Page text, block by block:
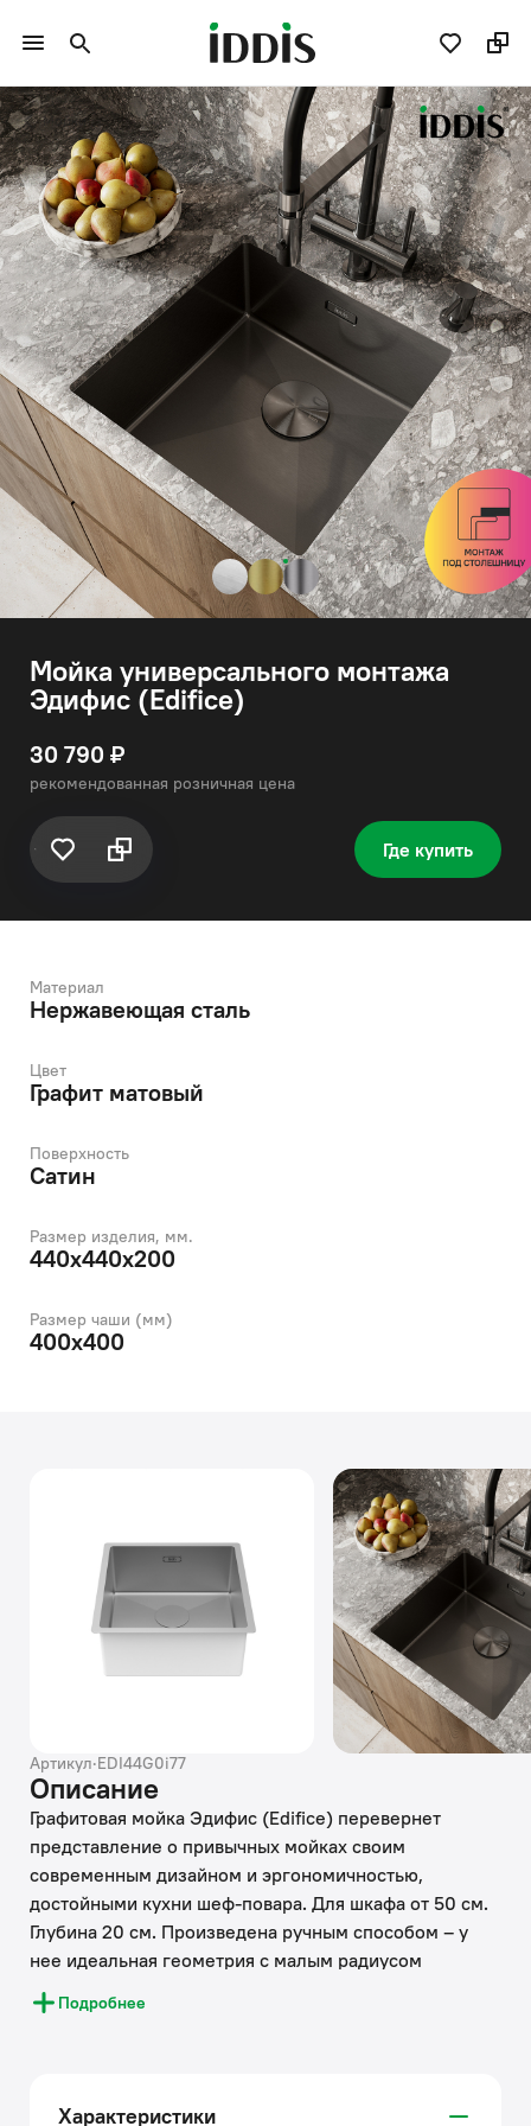
Мойки
Мойка универсального монтажа
Эдифис (Edifice)
30 790 ₽
рекомендованная розничная цена
Где купить
Материал
Нержавеющая сталь
Цвет
Графит матовый
Поверхность
Сатин
Размер изделия, мм.
440х440х200
Размер чаши (мм)
400х400
Артикул·EDI44G0i77
Описание
Графитовая мойка Эдифис (Edifice) перевернет
представление о привычных мойках своим
современным дизайном и эргономичностью,
достойными кухни шеф-повара. Для шкафа от 50 см.
Глубина 20 см. Произведена ручным способом – у
нее идеальная геометрия с малым радиусом
скругления углов, что увеличивает рабочее
пространство: удобно мыть много посуды, крупные
смыв.
Подробнее
Характеристики